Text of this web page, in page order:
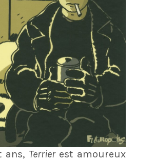
ans, Terrier est amoureux